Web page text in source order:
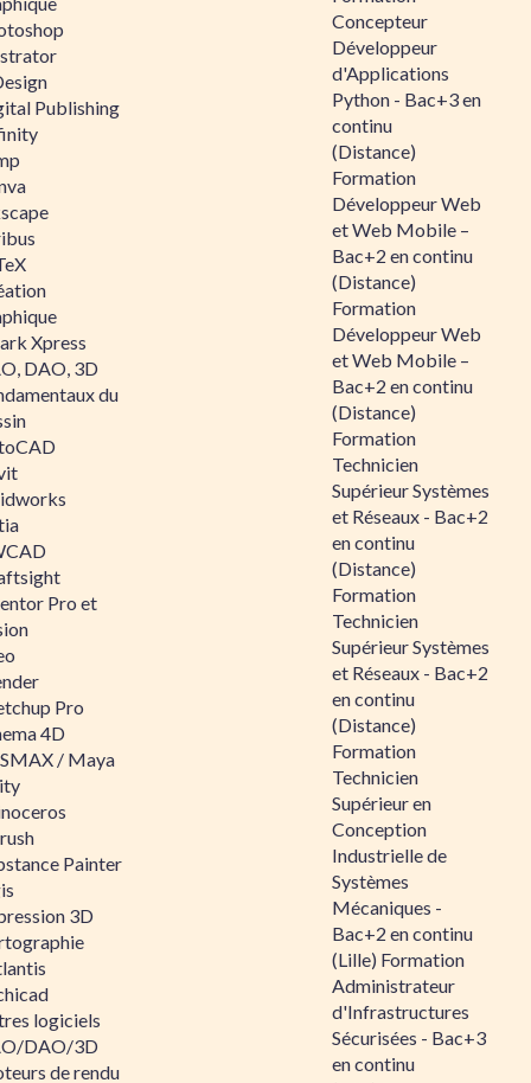
Publishing
Xpress
DAO, 3D
du
Pro et
Pro
4D
/ Maya
Painter
3D
logiciels
DAO/3D
de rendu
Concepteur
Développeur
d'Applications
Python - Bac+3 en
continu
(Distance)
Formation
Développeur Web
et Web Mobile –
Bac+2 en continu
(Distance)
Formation
Développeur Web
et Web Mobile –
Bac+2 en continu
(Distance)
Formation
Technicien
Supérieur Systèmes
et Réseaux - Bac+2
en continu
(Distance)
Formation
Technicien
Supérieur Systèmes
et Réseaux - Bac+2
en continu
(Distance)
Formation
Technicien
Supérieur en
Conception
Industrielle de
Systèmes
Mécaniques -
Bac+2 en continu
(Lille) Formation
Administrateur
d'Infrastructures
Sécurisées - Bac+3
en continu